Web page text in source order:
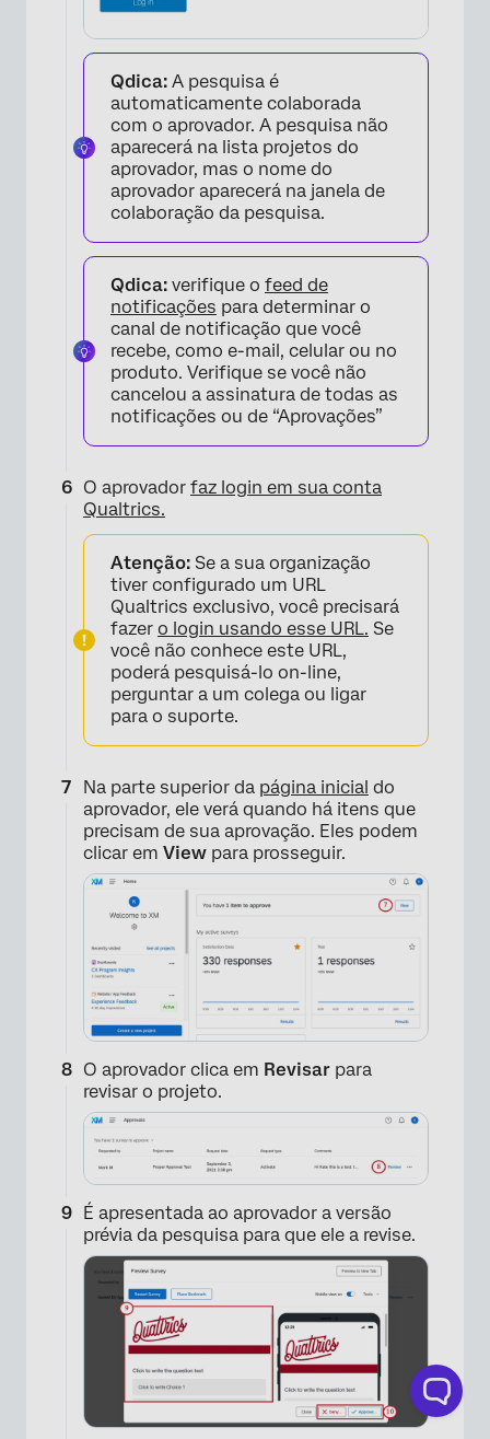
×
×
Qdica: A pesquisa é
automaticamente colaborada
com o aprovador. A pesquisa não
aparecerá na lista projetos do
aprovador, mas o nome do
aprovador aparecerá na janela de
colaboração da pesquisa.
Qdica: verifique o feed de
notificações para determinar o
canal de notificação que você
recebe, como e-mail, celular ou no
produto. Verifique se você não
cancelou a assinatura de todas as
notificações ou de “Aprovações”
O aprovador faz login em sua conta
Qualtrics.
Atenção: Se a sua organização
tiver configurado um URL
Qualtrics exclusivo, você precisará
fazer o login usando esse URL. Se
você não conhece este URL,
poderá pesquisá-lo on-line,
perguntar a um colega ou ligar
para o suporte.
Na parte superior da página inicial do
aprovador, ele verá quando há itens que
precisam de sua aprovação. Eles podem
clicar em View para prosseguir.
O aprovador clica em Revisar para
revisar o projeto.
É apresentada ao aprovador a versão
prévia da pesquisa para que ele a revise.